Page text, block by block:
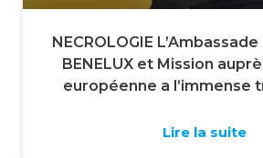
NECROLOGIE
BENELUX et Mission auprès de
européenne a l’immense
KONDENDA, survenu le 24
Lire la suite